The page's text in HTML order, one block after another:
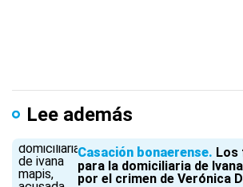
Lee además
Casación bonaerense Los
para la domiciliaria de
por el crimen de Verónica